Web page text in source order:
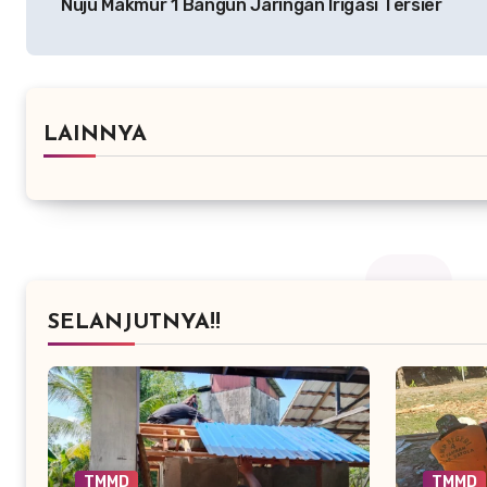
Nuju Makmur 1 Bangun Jaringan Irigasi Tersier
LAINNYA
SELANJUTNYA!!
TMMD TMMD